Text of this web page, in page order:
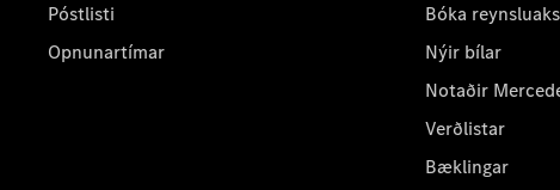
Póstlisti
Opnunartímar
Bóka
Nýir bílar
Notaðir
Verðlistar
Bæklingar